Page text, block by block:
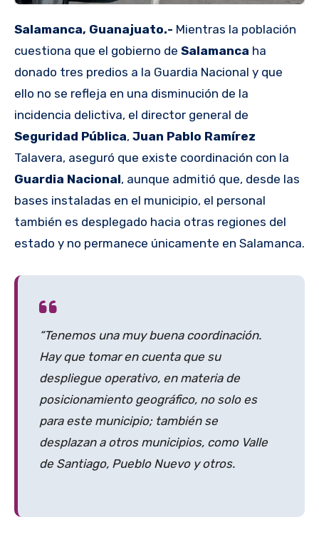
Salamanca, Guanajuato.- Mientras la población
cuestiona que el gobierno de Salamanca ha
donado tres predios a la Guardia Nacional y que
ello no se refleja en una disminución de la
incidencia delictiva, el director general de
Seguridad Pública, Juan Pablo Ramírez
Talavera, aseguró que existe coordinación con la
Guardia Nacional, aunque admitió que, desde las
bases instaladas en el municipio, el personal
también es desplegado hacia otras regiones del
estado y no permanece únicamente en Salamanca.
“Tenemos una muy buena coordinación.
Hay que tomar en cuenta que su
despliegue operativo, en materia de
posicionamiento geográfico, no solo es
para este municipio; también se
desplazan a otros municipios, como Valle
de Santiago, Pueblo Nuevo y otros.